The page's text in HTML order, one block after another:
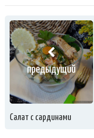
предыдущий
Салат с сардинами